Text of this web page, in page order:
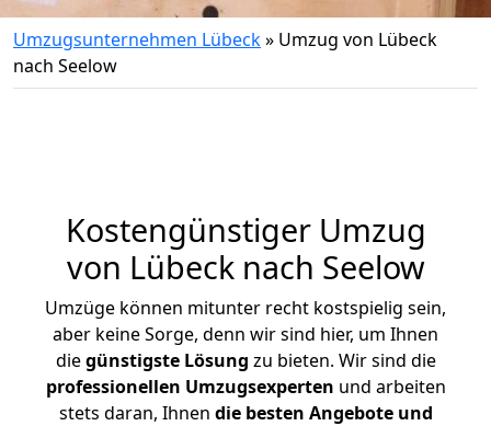
Umzugsunternehmen Lübeck» Umzug von Lübeck
nach Seelow
Kostengünstiger Umzug
von Lübeck nach Seelow
Umzüge können mitunter recht kostspielig sein,
aber keine Sorge, denn wir sind hier, um Ihnen
diegünstigste Lösung zu bieten. Wir sind die
professionellen Umzugsexperten und arbeiten
stets daran, Ihnen die besten Angebote und